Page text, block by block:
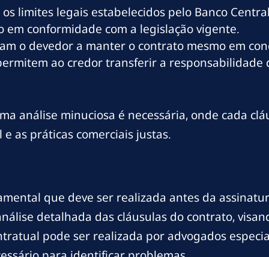
limites legais estabelecidos pelo Banco
em conformidade com a legislação vigente.
o devedor a manter o contrato mesmo em
ao credor transferir a responsabilidade
análise minuciosa é necessária, onde cada
as práticas comerciais justas.
que deve ser realizada antes da
detalhada das cláusulas do contrato,
pode ser realizada por advogados